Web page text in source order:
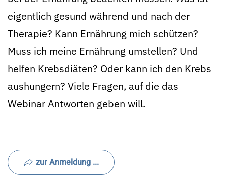
eigentlich gesund während und nach der
Therapie? Kann Ernährung mich schützen?
Muss ich meine Ernährung umstellen? Und
helfen Krebsdiäten? Oder kann ich den Krebs
aushungern? Viele Fragen, auf die das
Webinar Antworten geben will.
zur Anmeldung ...